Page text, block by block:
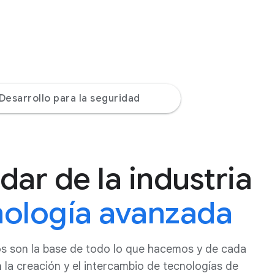
Desarrollo para la seguridad
de la industria
avanzada
son la base de todo lo que hacemos y de cada
creación y el intercambio de tecnologías de